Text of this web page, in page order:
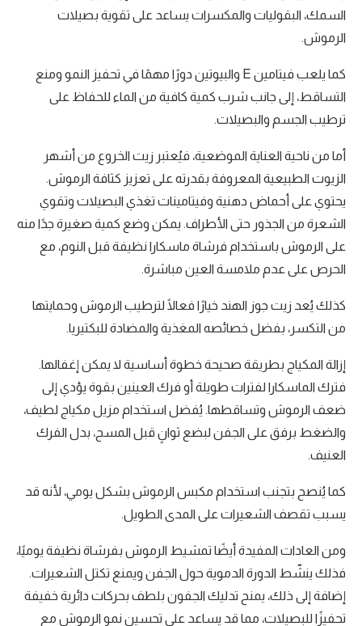
السمك، البقوليات والمكسرات يساعد على تقوية بصيلات
الرموش.
كما يلعب فيتامين E والبيوتين دورًا مهمًا في تحفيز النمو ومنع
التساقط، إلى جانب شرب كمية كافية من الماء للحفاظ على
ترطيب الجسم والبصيلات.
أما من ناحية العناية الموضعية، فيُعتبر زيت الخروع من أشهر
الزيوت الطبيعية المعروفة بقدرته على تعزيز كثافة الرموش.
يحتوي على أحماض دهنية وفيتامينات تغذي البصيلات وتقوي
الشعرة من الجذور حتى الأطراف. يمكن وضع كمية صغيرة جدًا منه
على الرموش باستخدام فرشاة ماسكارا نظيفة قبل النوم، مع
الحرص على عدم ملامسة العين مباشرة.
كذلك يُعد زيت جوز الهند خيارًا فعالًا لترطيب الرموش وحمايتها
من التكسر، بفضل خصائصه المغذية والمضادة للبكتيريا.
إزالة المكياج بطريقة صحيحة خطوة أساسية لا يمكن إغفالها.
فترك الماسكارا لفترات طويلة أو فرك العينين بقوة يؤدي إلى
ضعف الرموش وتساقطها. يُفضل استخدام مزيل مكياج لطيف،
والضغط برفق على الجفن لبضع ثوانٍ قبل المسح، بدل الفرك
العنيف.
كما يُنصح بتجنب استخدام مكبس الرموش بشكل يومي، لأنه قد
يسبب تقصف الشعيرات على المدى الطويل.
ومن العادات المفيدة أيضًا تمشيط الرموش بفرشاة نظيفة يوميًا،
فذلك ينشّط الدورة الدموية حول الجفن ويمنع تكتل الشعيرات.
إضافة إلى ذلك، يمنح تدليك الجفون بلطف بحركات دائرية خفيفة
تحفيزًا للبصيلات، مما قد يساعد على تحسين نمو الرموش مع